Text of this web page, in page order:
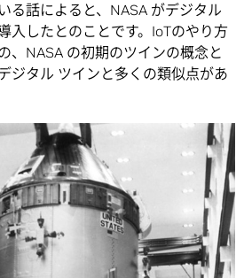
る話によると、NASA がデジタル
入したとのことです。IoTのやり方
、NASA の初期のツインの概念と
ジタル ツインと多くの類似点があ